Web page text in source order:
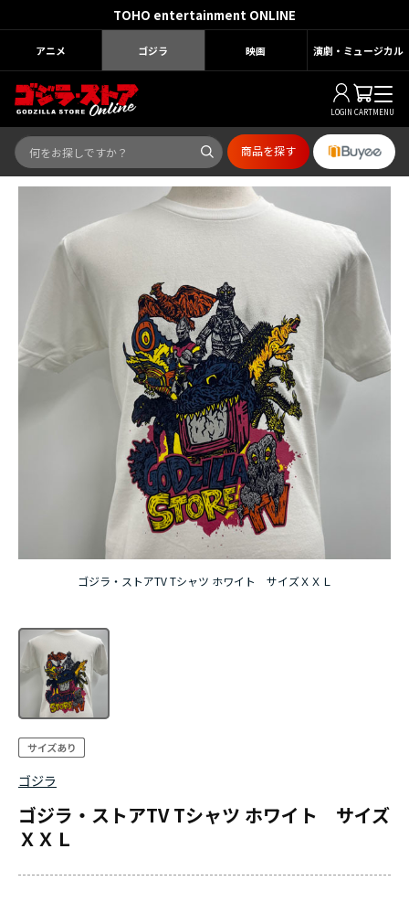
TOHO entertainment ONLINE
アニメ ゴジラ 映画 演劇・ミュージカル
LOGIN CARTMENU
商品を探す
ゴジラ・ストアTV Tシャツ ホワイト サイズＸＸＬ
ゴジラ
ゴジラ・ストアTV Tシャツ ホワイト サイズ
ＸＸＬ